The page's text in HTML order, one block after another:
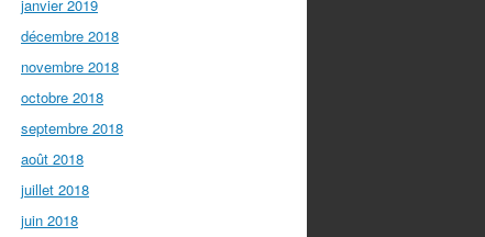
janvier 2019
décembre 2018
novembre 2018
octobre 2018
septembre 2018
août 2018
juillet 2018
juin 2018